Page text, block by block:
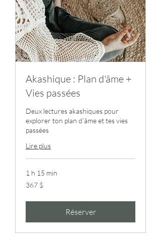
Akashique : Plan d'âme +
Vies passées
Deux lectures akashiques pour
explorer ton plan d’âme et tes vies
passées
Lire plus
1 h 15 min
367 dollars
canadiens
367 $
Réserver